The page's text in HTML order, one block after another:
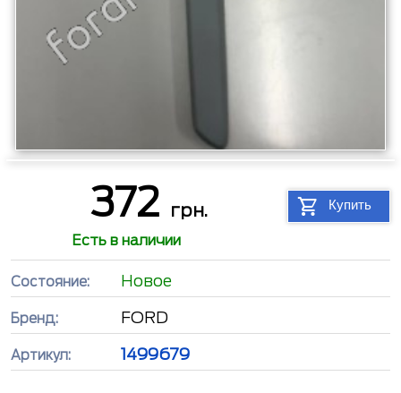
372 грн. Купить
Есть в наличии
Состояние: Новое
Бренд: FORD
Артикул: 1499679